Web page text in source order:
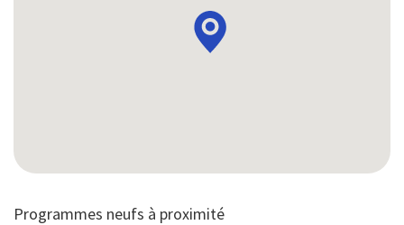
Programmes neufs à proximité